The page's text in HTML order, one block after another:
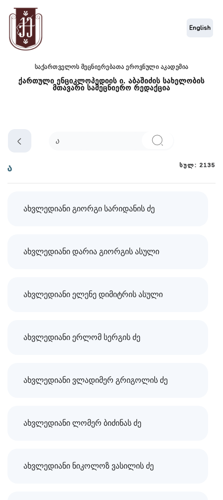
საქართველოს მეცნიერებათა ეროვნული აკადემია
ქართული ენციკლოპედიის ი. აბაშიძის სახელობის
მთავარი სამეცნიერო რედაქცია
English
ა სულ: 2135
ახვლედიანი გიორგი სარიდანის ძე
ახვლედიანი დარია გიორგის ასული
ახვლედიანი ელენე დიმიტრის ასული
ახვლედიანი ერლომ სერგის ძე
ახვლედიანი ვლადიმერ გრიგოლის ძე
ახვლედიანი ლომერ ბიძინას ძე
ახვლედიანი ნიკოლოზ ვასილის ძე